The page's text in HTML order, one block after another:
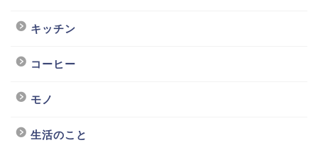
キッチン
コーヒー
モノ
生活のこと